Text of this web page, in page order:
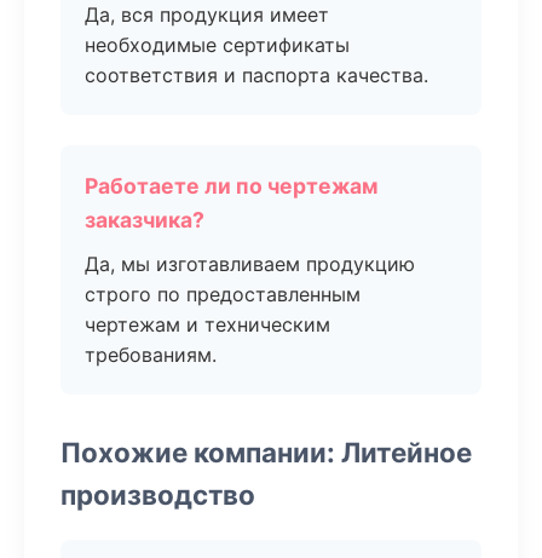
Да, вся продукция имеет
необходимые сертификаты
соответствия и паспорта качества.
Работаете ли по чертежам
заказчика?
Да, мы изготавливаем продукцию
строго по предоставленным
чертежам и техническим
требованиям.
Похожие компании: Литейное
производство